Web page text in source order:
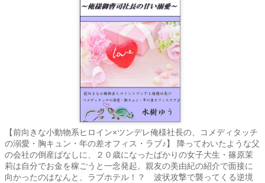
【前向きな小動物系ヒロイン×ツンデレ俺様社長の、コメディタッチ
の溺愛・胸キュン・年の差オフィス・ラブ♪】 降ってわいたような父
の会社の倒産ばなしに、２０歳になったばかりの女子大生・篠原茉
莉は自分でお金を稼ごうと一念発起。親友の美由紀の紹介で面接に
向かったのはなんと、ラブホテル！？ 波状攻撃で襲ってくる逆境